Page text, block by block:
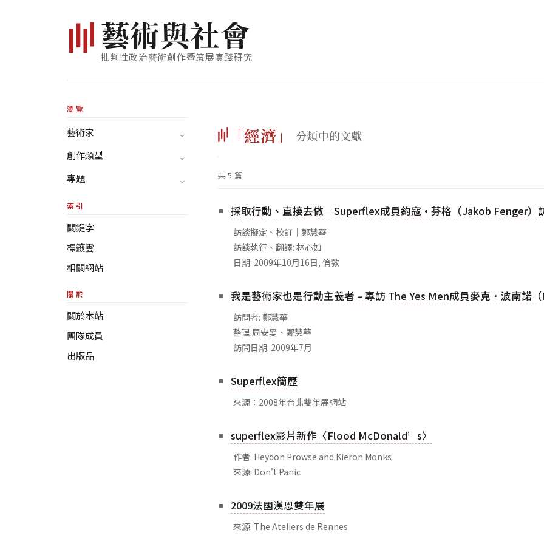
藝術與社會
批判性政治藝術創作暨策展實踐研究
瀏覽
藝術家
創作類型
專題
索引
關鍵字
標籤雲
相關網站
關於
關於本站
團隊成員
出版品
「經濟」 分類中的文獻
共 5 篇
採取行動、直接去做─Superflex成員約寇·芬格（Jakob Fenger）
訪談擬定、校訂｜鄭慧華
訪談執行、翻譯: 林心如
日期: 2009年10月16日, 倫敦
我是藝術家也是行動主義者 – 專訪 The Yes Men成員麥克．波南諾
訪問者: 鄭慧華
整理:周安曼、鄭慧華
訪問日期: 2009年7月
Superflex簡歷
來源：2008年台北雙年展網站
superflex影片新作〈Flood McDonald’s〉
作者: Heydon Prowse and Kieron Monks
來源: Don't Panic
2009法國漢恩雙年展
來源: The Ateliers de Rennes